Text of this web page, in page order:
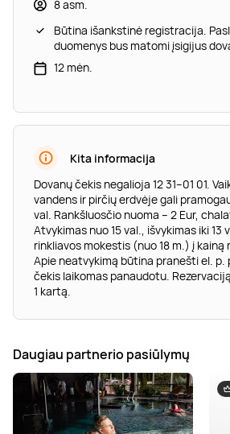
8 asm.
Būtina išankstinė registracija.
duomenys bus matomi įsigijus
12 mėn.
Kita informacija
Dovanų čekis negalioja 12 31–01 01.
vandens ir pirčių erdvėje gali
val. Rankšluosčio nuoma – 2 Eur,
Atvykimas nuo 15 val., išvykimas iki 13
rinkliavos mokestis (nuo 18 m.) į
Apie neatvykimą būtina pranešti el. p.
čekis laikomas panaudotu.
1 kartą.
Daugiau partnerio pasiūlymų